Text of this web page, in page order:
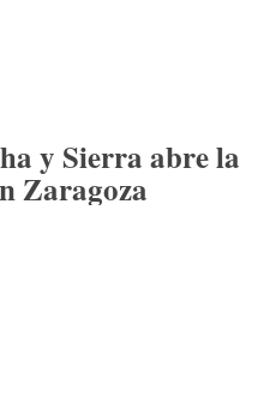
y Sierra abre la
Zaragoza